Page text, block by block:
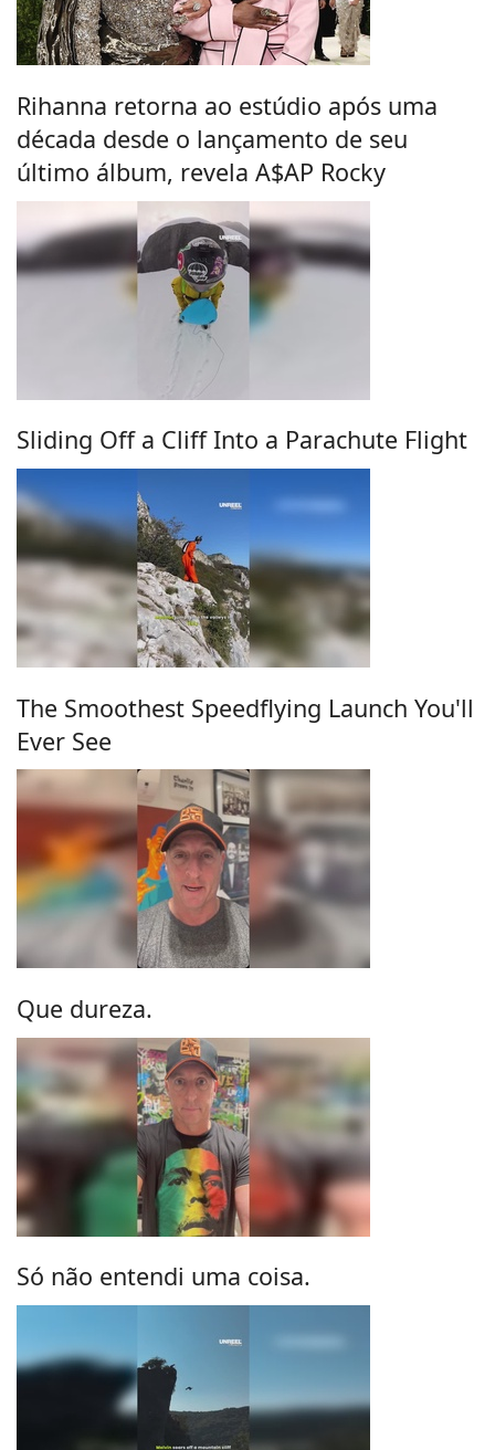
Rihanna retorna ao estúdio após uma
década desde o lançamento de seu
último álbum, revela A$AP Rocky
Sliding Off a Cliff Into a Parachute Flight
The Smoothest Speedflying Launch You'll
Ever See
Que dureza.
Só não entendi uma coisa.